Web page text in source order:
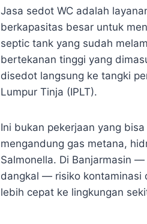
Jasa sedot WC adalah
berkapasitas besar untuk
septic tank yang sudah
bertekanan tinggi yang
disedot langsung ke tangki
Lumpur Tinja (IPLT).
Ini bukan pekerjaan yang
mengandung gas metana,
Salmonella. Di Banjarmasin
dangkal — risiko kontaminasi
lebih cepat ke lingkungan